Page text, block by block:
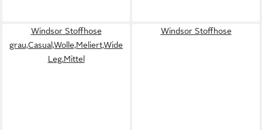
Windsor Stoffhose
grau,Casual,Wolle,Meliert,Wide
Leg,Mittel
Windsor Stoffhose